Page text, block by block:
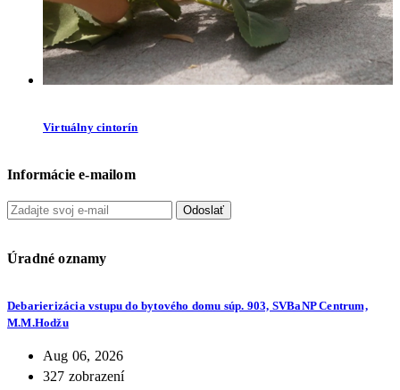
Virtuálny cintorín
Informácie e-mailom
Odoslať
Úradné oznamy
Debarierizácia vstupu do bytového domu súp. 903, SVBaNP Centrum,
M.M.Hodžu
Aug 06, 2026
327 zobrazení